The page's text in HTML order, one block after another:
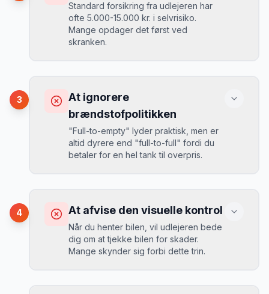
Løsning
MJ
Mikkels erfaring
“I august 2024 så jeg priserne i
Montana stige fra 189 kr/dag til 349
kr/dag på bare 2 uger. Book tidligt!
Standard forsikring fra udlejeren har
ofte 5.000-15.000 kr. i selvrisiko.
Mange opdager det først ved
skranken.
Ved selv en mindre skade kan du blive
opkrævet tusindvis af kroner.
Løsning
Book altid med fuld kaskoforsikring uden
MJ
Mikkels erfaring September 2023
“ En lille bule i døren kostede mig 8.000
kr. i selvrisiko. Siden har jeg altid
3
At ignorere
brændstofpolitikken
"Full-to-empty" lyder praktisk, men er
altid dyrere end "full-to-full" fordi du
betaler for en hel tank til overpris.
Du betaler 20-30% mere for brændstof,
da udlejeren tager høje benzinpriser.
Løsning
4 At afvise den visuelle kontrol
Når du henter bilen, vil udlejeren bede
dig om at tjekke bilen for skader.
Mange skynder sig forbi dette trin.